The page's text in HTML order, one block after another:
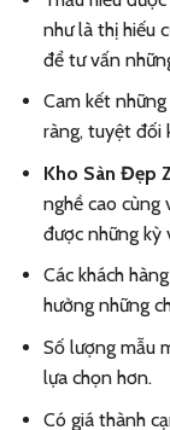
như là thị hiếu
để tư vấn
Cam kết
ràng, tuyệt đối
Kho Sàn Đẹp
nghề cao cùng
được những kỳ
Các khách
hưởng những
Số lượng mẫu
lựa chọn hơn.
Có giá thành